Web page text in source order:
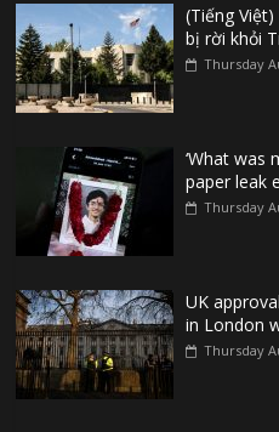
(Tiếng
bị rời khỏi
Thursday
‘What was
paper leak
Thursday
UK
in London
Thursday